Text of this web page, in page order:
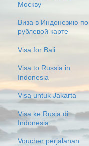
Москву
Виза в Индонезию по
рублевой карте
Visa for Bali
Visa to Russia in
Indonesia
Visa untuk Jakarta
Visa ke Rusia di
Indonesia
Voucher perjalanan